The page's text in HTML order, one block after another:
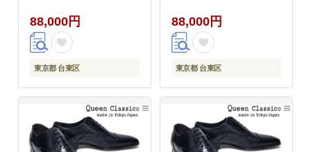
ポン 牛革
88,000円
東京都 台東区
ポン 牛革
88,000円
東京都 台東区